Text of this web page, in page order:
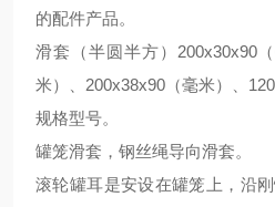
的配件产品。
滑套（半圆半方） 200x30x90
米）、 200x38x90 （毫米）、
规格型号。
罐笼滑套，钢丝绳导向滑套。
滚轮罐耳是安设在罐笼上，沿